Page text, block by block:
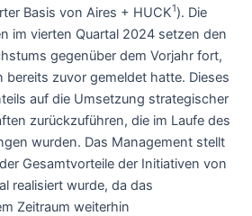
Basis von Aires + HUCK1). Die
im vierten Quartal 2024 setzen den
gegenüber dem Vorjahr fort,
zuvor gemeldet hatte. Dieses
auf die Umsetzung strategischer
zurückzuführen, die im Laufe des
wurden. Das Management stellt
Gesamtvorteile der Initiativen von
realisiert wurde, da das
Zeitraum weiterhin